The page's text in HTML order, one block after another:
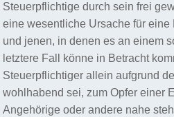
Steuerpflichtige durch sein frei
eine wesentliche Ursache für eine
und jenen, in denen es an einem
letztere Fall könne in Betracht
Steuerpflichtiger allein aufgrund
wohlhabend sei, zum Opfer einer
Angehörige oder andere nahe